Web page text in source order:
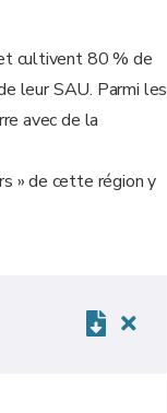
cultivent 80 % de
leur SAU. Parmi les
avec de la
» de cette région y